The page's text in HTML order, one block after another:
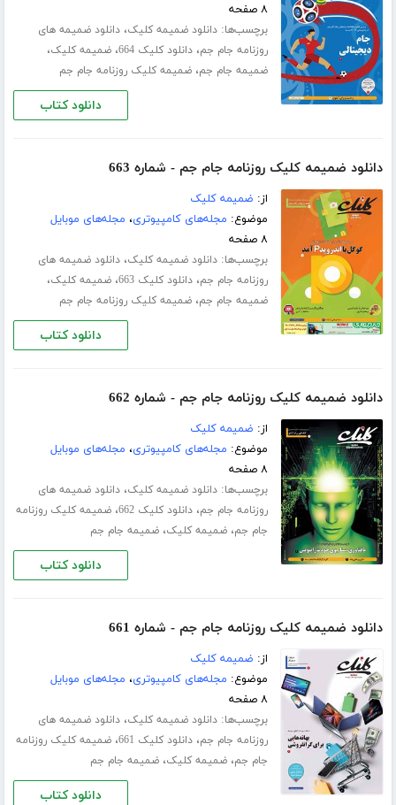
۸ صفحه
برچسب‌ها:دانلود ضمیمه کلیک،دانلود ضمیمه های
روزنامه جام جم،دانلود کلیک 664 ،ضمیمه کلیک،
ضمیمه جام جم،ضمیمه کلیک روزنامه جام جم
دانلود کتاب
دانلود ضمیمه کلیک روزنامه جام جم - شماره 663
از: ضمیمه کلیک
موضوع: مجله‌های کامپیوتری، مجله‌های موبایل
۸ صفحه
برچسب‌ها:دانلود ضمیمه کلیک،دانلود ضمیمه های
روزنامه جام جم،دانلود کلیک 663 ،ضمیمه کلیک،
ضمیمه جام جم،ضمیمه کلیک روزنامه جام جم
دانلود کتاب
دانلود ضمیمه کلیک روزنامه جام جم - شماره 662
از: ضمیمه کلیک
موضوع: مجله‌های کامپیوتری، مجله‌های موبایل
۸ صفحه
برچسب‌ها:دانلود ضمیمه کلیک،دانلود ضمیمه های
روزنامه جام جم،دانلود کلیک 662 ،ضمیمه کلیک روزنامه
جام جم،ضمیمه کلیک،ضمیمه جام جم
دانلود کتاب
دانلود ضمیمه کلیک روزنامه جام جم - شماره 661
از: ضمیمه کلیک
موضوع: مجله‌های کامپیوتری، مجله‌های موبایل
۸ صفحه
برچسب‌ها:دانلود ضمیمه کلیک،دانلود ضمیمه های
روزنامه جام جم،دانلود کلیک 661 ،ضمیمه کلیک روزنامه
جام جم،ضمیمه کلیک،ضمیمه جام جم
دانلود کتاب